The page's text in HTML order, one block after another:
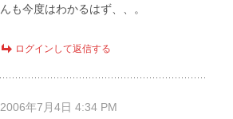
んも今度はわかるはず、、。
ログインして返信する
2006年7月4日 4:34 PM